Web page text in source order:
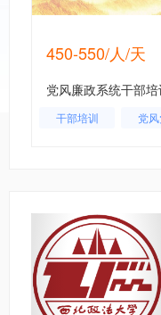
450-550/人/天
干部培训 党